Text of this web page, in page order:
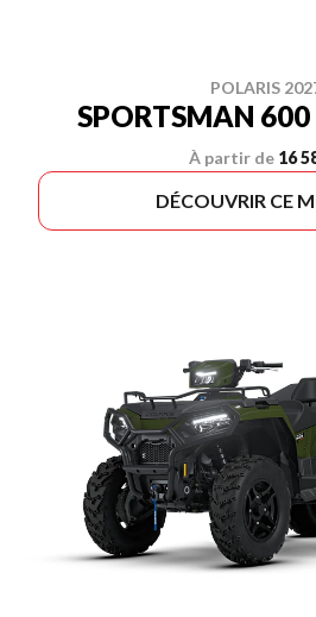
POLARIS
SPORTSMAN
À partir de 16
DÉCOUVRIR CE